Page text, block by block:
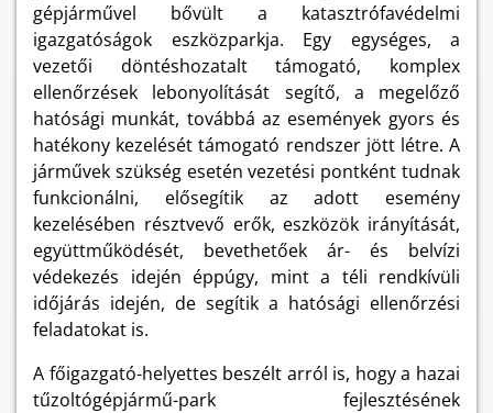
gépjárművel bővült a katasztrófavédelmi
igazgatóságok eszközparkja. Egy egységes, a
vezetői döntéshozatalt támogató, komplex
ellenőrzések lebonyolítását segítő, a megelőző
hatósági munkát, továbbá az események gyors és
hatékony kezelését támogató rendszer jött létre. A
járművek szükség esetén vezetési pontként tudnak
funkcionálni, elősegítik az adott esemény
kezelésében résztvevő erők, eszközök irányítását,
együttműködését, bevethetőek ár- és belvízi
védekezés idején éppúgy, mint a téli rendkívüli
időjárás idején, de segítik a hatósági ellenőrzési
feladatokat is.
A főigazgató-helyettes beszélt arról is, hogy a hazai
tűzoltógépjármű-park fejlesztésének